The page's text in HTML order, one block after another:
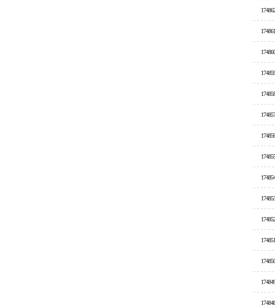
174862
174861
174860
174859
174858
174857
174856
174855
174854
174853
174852
174851
174850
174849
174848